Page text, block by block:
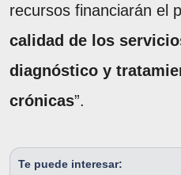
recursos financiarán el
calidad de los
diagnóstico y
crónicas”.
Te puede interesar: